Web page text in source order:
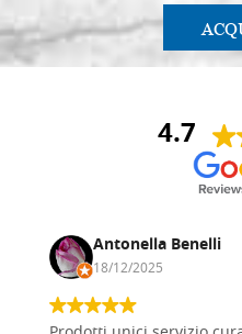
4.7
Antonella Benelli
18/12/2025